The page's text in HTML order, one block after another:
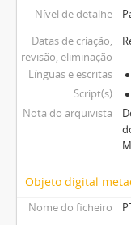
Nível de detalhe
Datas de criação,
revisão, eliminação
Línguas e escritas
Script(s)
Nota do arquivista
Objeto digital
Nome do ficheiro